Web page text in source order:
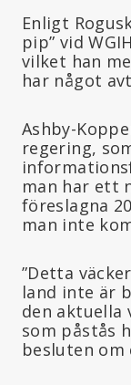
Enligt
pip” vid
vilket han
har något
Ashby-
regering,
man har ett
föreslagna
man inte
”Detta
land inte är
den aktuella
som påstås
besluten om